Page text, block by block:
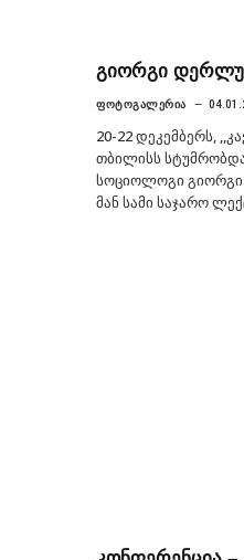
გიორგი
ᲤᲝᲢᲝᲒᲐᲚᲔᲠᲘᲐ
20-22 დეკემბერს,
თბილისს
სოციოლოგი გიორგი
მან სამი საჯარო